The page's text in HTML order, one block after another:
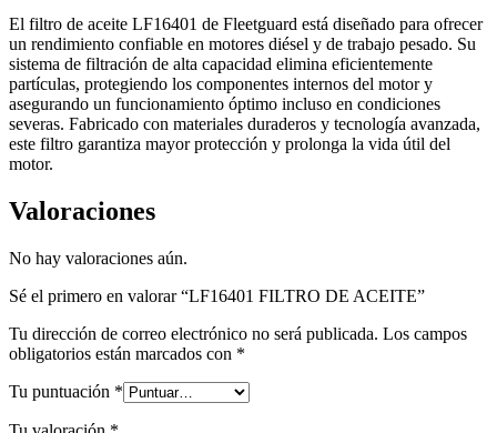
El filtro de aceite LF16401 de Fleetguard está diseñado para ofrecer
un rendimiento confiable en motores diésel y de trabajo pesado. Su
sistema de filtración de alta capacidad elimina eficientemente
partículas, protegiendo los componentes internos del motor y
asegurando un funcionamiento óptimo incluso en condiciones
severas. Fabricado con materiales duraderos y tecnología avanzada,
este filtro garantiza mayor protección y prolonga la vida útil del
motor.
Valoraciones
No hay valoraciones aún.
Sé el primero en valorar “LF16401 FILTRO DE ACEITE”
Tu dirección de correo electrónico no será publicada. Los campos
obligatorios están marcados con *
Tu puntuación *